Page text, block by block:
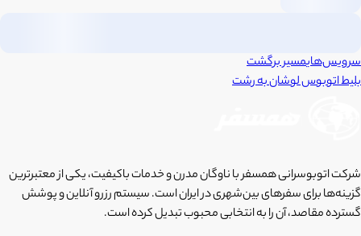
سرویس‌هایمسیر برگشت
بلیط اتوبوسلوشانبهرشت
شرکت اتوبوسرانی همسفر با ناوگان مدرن و خدمات باکیفیت، یکی از معتبرترین
گزینه‌ها برای سفرهای بین‌شهری در ایران است. سیستم رزرو آنلاین و پوشش
گسترده مقاصد، آن را به انتخابی محبوب تبدیل کرده است.